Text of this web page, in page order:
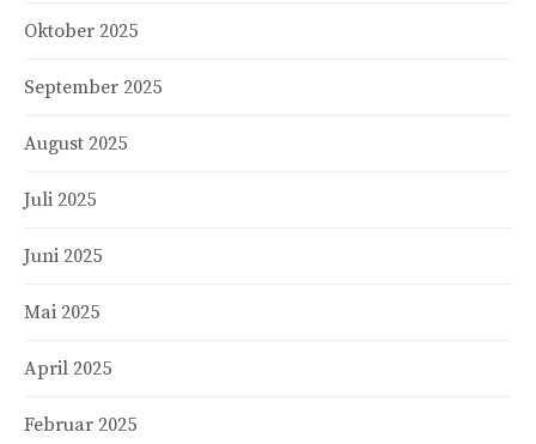
Oktober 2025
September 2025
August 2025
Juli 2025
Juni 2025
Mai 2025
April 2025
Februar 2025